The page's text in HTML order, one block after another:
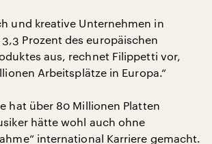
und kreative Unternehmen in
Prozent des europäischen
aus, rechnet Filippetti vor,
Arbeitsplätze in Europa.“
hat über 80 Millionen Platten
hätte wohl auch ohne
international Karriere gemacht.